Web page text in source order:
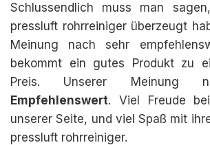
Schlussendlich muss man
pressluft rohrreiniger überzeugt
Meinung nach sehr
bekommt ein gutes Produkt zu
Preis. Unserer Meinung
Empfehlenswert. Viel Freude
unserer Seite, und viel Spaß mit
pressluft rohrreiniger.